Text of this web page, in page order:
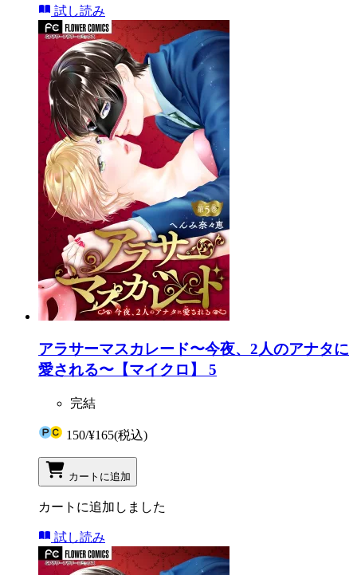
試し読み
アラサーマスカレード〜今夜、2人のアナタに
愛される〜【マイクロ】 5
完結
150/¥165(税込)
カートに追加
カートに追加しました
試し読み